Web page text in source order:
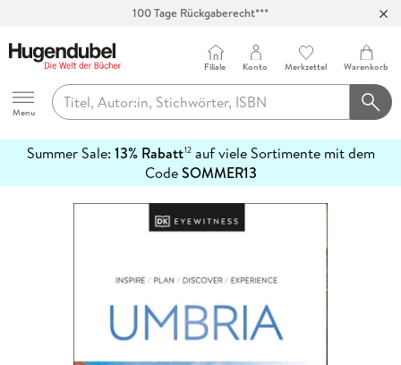
Abholung in über 100 Filialen
Hugendubel
Menu
Filiale Konto Merkzettel Warenkorb
Summer Sale: 13% Rabatt12auf viele Sortimente mit dem
CodeSOMMER13
erfahren